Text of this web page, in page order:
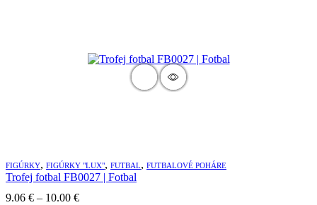
FIGÚRKY, FIGÚRKY "LUX", FUTBAL, FUTBALOVÉ POHÁRE
Trofej fotbal FB0027 | Fotbal
9.06 € – 10.00 €